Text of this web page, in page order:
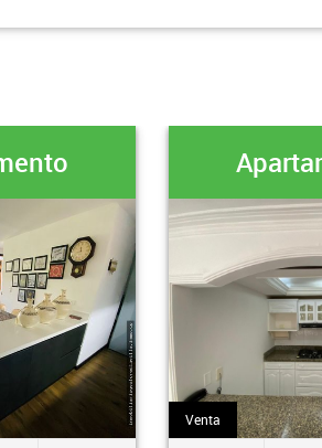
Apartamento